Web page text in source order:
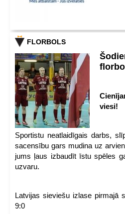
FLORBOLS
viesi!
Sportistu neatlaidīgais darbs,
sacensību gars mudina uz
jums ļaus izbaudīt īstu spēles
uzvaru.
Latvijas sieviešu izlase pirmajā
9:0